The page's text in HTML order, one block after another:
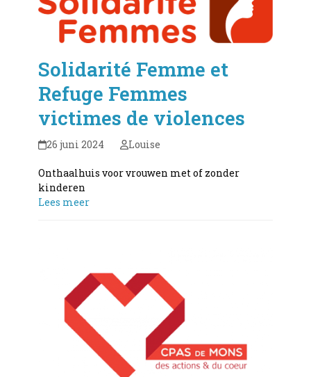
Solidarité Femme et
Refuge Femmes
victimes de violences
26 juni 2024 Louise
Onthaalhuis voor vrouwen met of zonder
kinderen
Lees meer